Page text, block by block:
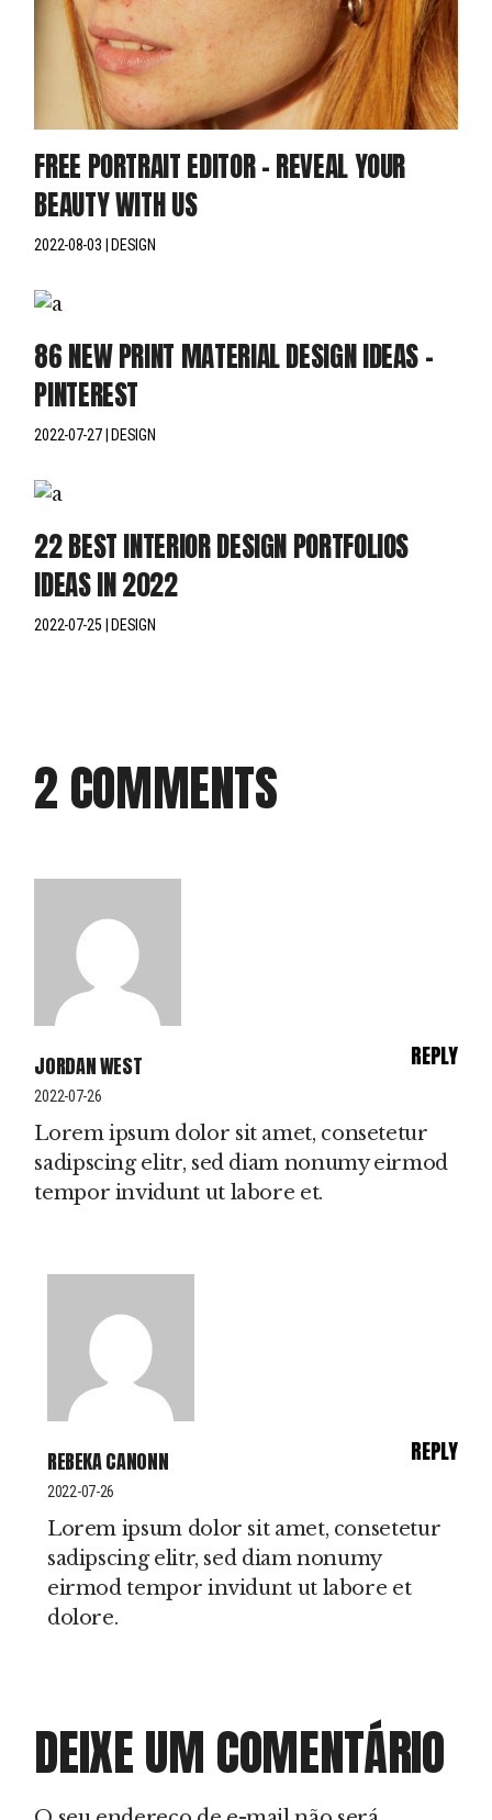
FREE PORTRAIT EDITOR – REVEAL YOUR
BEAUTY WITH US
2022-08-03 DESIGN
86 NEW PRINT MATERIAL DESIGN IDEAS –
PINTEREST
2022-07-27 DESIGN
22 BEST INTERIOR DESIGN PORTFOLIOS
IDEAS IN 2022
2022-07-25 DESIGN
2 COMMENTS
JORDAN WEST
2022-07-26
Lorem ipsum dolor sit amet, consetetur
sadipscing elitr, sed diam nonumy eirmod
tempor invidunt ut labore et.
REPLY
REBEKA CANONN
2022-07-26
Lorem ipsum dolor sit amet, consetetur
sadipscing elitr, sed diam nonumy
eirmod tempor invidunt ut labore et
dolore.
REPLY
DEIXE UM COMENTÁRIO